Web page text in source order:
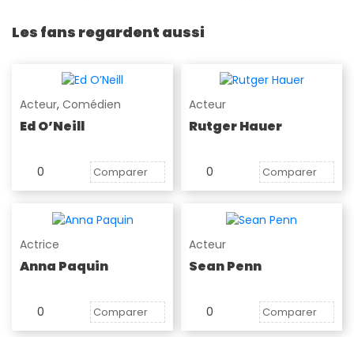
Les fans regardent aussi
Acteur, Comédien
Ed O’Neill
0 Comparer
Acteur
Rutger Hauer
0 Comparer
Actrice
Anna Paquin
0 Comparer
Acteur
Sean Penn
0 Comparer